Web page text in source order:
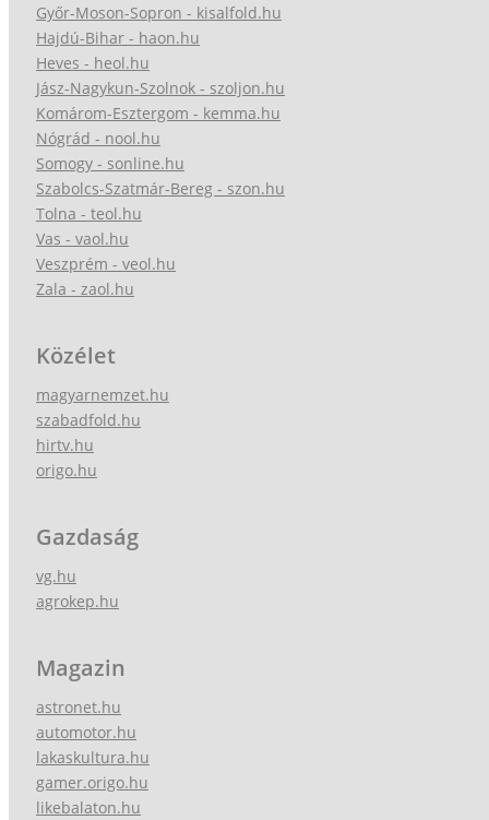
Győr-Moson-Sopron - kisalfold.hu
Hajdú-Bihar - haon.hu
Heves - heol.hu
Jász-Nagykun-Szolnok - szoljon.hu
Komárom-Esztergom - kemma.hu
Nógrád - nool.hu
Somogy - sonline.hu
Szabolcs-Szatmár-Bereg - szon.hu
Tolna - teol.hu
Vas - vaol.hu
Veszprém - veol.hu
Zala - zaol.hu
Közélet
magyarnemzet.hu
szabadfold.hu
hirtv.hu
origo.hu
Gazdaság
vg.hu
agrokep.hu
Magazin
astronet.hu
automotor.hu
lakaskultura.hu
gamer.origo.hu
likebalaton.hu